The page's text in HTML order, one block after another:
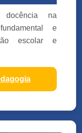
docência na
e
escolar e